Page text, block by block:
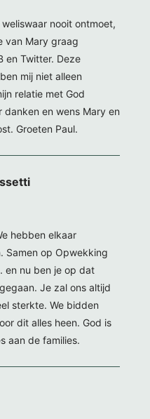
nooit ontmoet,
van Mary graag
en Twitter. Deze
mij niet alleen
relatie met God
en wens Mary en
Groeten Paul.
hebben elkaar
Samen op Opwekking
en nu ben je op dat
Je zal ons altijd
sterkte. We bidden
dit alles heen. God is
aan de families.